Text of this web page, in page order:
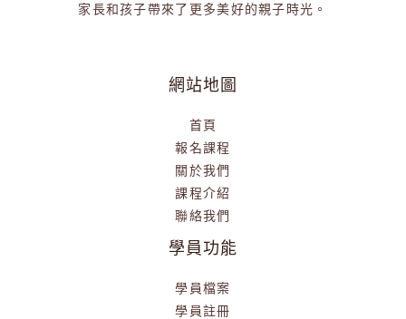
家長和孩子帶來了更多美好的親子時光。
網站地圖
首頁
報名課程
關於我們
課程介紹
聯絡我們
學員功能
學員檔案
學員註冊